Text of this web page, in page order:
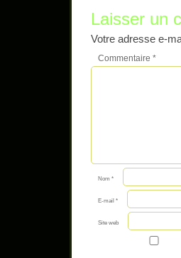
Laisser un
Votre adresse e-
Commentaire *
Nom *
E-mail *
Site web